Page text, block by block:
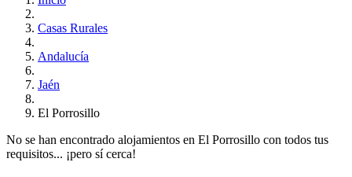
Casas Rurales
Andalucía
Jaén
El Porrosillo
No se han encontrado alojamientos en El Porrosillo con todos tus
requisitos... ¡pero sí cerca!